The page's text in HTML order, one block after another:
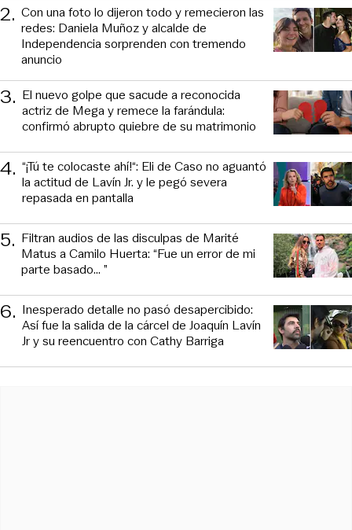
2. Con una foto lo dijeron todo y remecieron las
redes: Daniela Muñoz y alcalde de
Independencia sorprenden con tremendo
anuncio
3. El nuevo golpe que sacude a reconocida
actriz de Mega y remece la farándula:
confirmó abrupto quiebre de su matrimonio
4. “¡Tú te colocaste ahí!“: Eli de Caso no aguantó
la actitud de Lavín Jr. y le pegó severa
repasada en pantalla
5. Filtran audios de las disculpas de Marité
Matus a Camilo Huerta: “Fue un error de mi
parte basado... ”
6. Inesperado detalle no pasó desapercibido:
Así fue la salida de la cárcel de Joaquín Lavín
Jr y su reencuentro con Cathy Barriga